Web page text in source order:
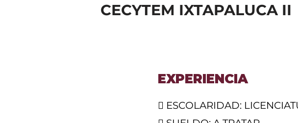
CECYTEM IXTAPALUCA II
EXPERIENCIA
 ESCOLARIDAD: